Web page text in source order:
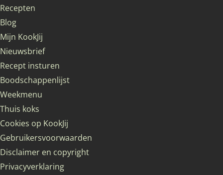
Recepten
Blog
Mijn KookJij
Nieuwsbrief
Recept insturen
Boodschappenlijst
Weekmenu
Thuis koks
Cookies op KookJij
Gebruikersvoorwaarden
Disclaimer en copyright
Privacyverklaring